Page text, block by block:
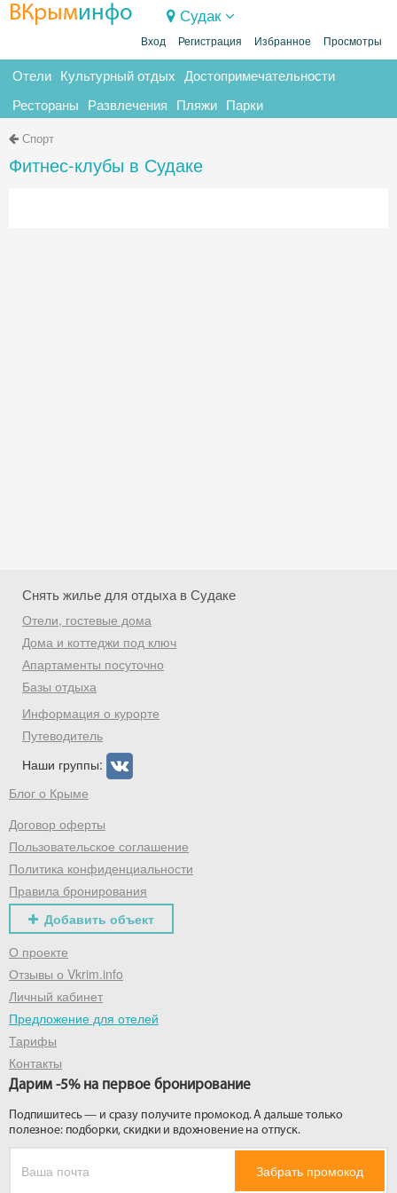
ВКрыминфо Судак
Вход Регистрация Избранное Просмотры
Отели Культурный отдых Достопримечательности
Рестораны Развлечения Пляжи Парки
Спорт
Фитнес-клубы в Судаке
Снять жилье для отдыха в Судаке
Отели, гостевые дома
Дома и коттеджи под ключ
Апартаменты посуточно
Базы отдыха
Информация о курорте
Путеводитель
Наши группы:
Блог о Крыме
Договор оферты
Пользовательское соглашение
Политика конфиденциальности
Правила бронирования
Добавить объект
О проекте
Отзывы о Vkrim.info
Личный кабинет
Предложение для отелей
Тарифы
Контакты
Дарим -5% на первое бронирование
Подпишитесь — и сразу получите промокод. А дальше только
полезное: подборки, скидки и вдохновение на отпуск.
Забрать промокод
Скидка −5%
Хочешь дешевле? Оставь почту и получи
промокод на первое бронирование!